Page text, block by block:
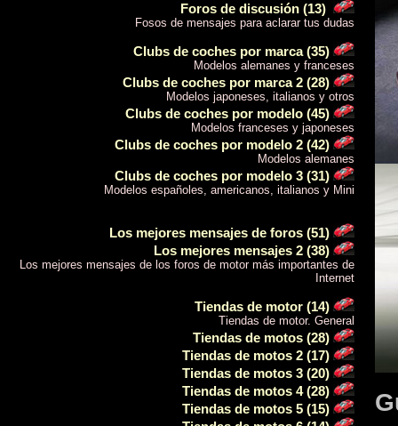
Foros de discusión (13)
Fosos de mensajes para aclarar tus dudas
Clubs de coches por marca (35)
Modelos alemanes y franceses
Clubs de coches por marca 2 (28)
Modelos japoneses, italianos y otros
Clubs de coches por modelo (45)
Modelos franceses y japoneses
Clubs de coches por modelo 2 (42)
Modelos alemanes
Clubs de coches por modelo 3 (31)
Modelos españoles, americanos, italianos y Mini
Los mejores mensajes de foros (51)
Los mejores mensajes 2 (38)
Los mejores mensajes de los foros de motor más importantes de
Internet
Tiendas de motor (14)
Tiendas de motor. General
Tiendas de motos (28)
Tiendas de motos 2 (17)
Tiendas de motos 3 (20)
Tiendas de motos 4 (28)
Tiendas de motos 5 (15)